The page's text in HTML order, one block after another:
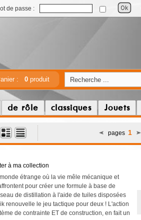
de passe :
: 0produit
de rôle classiques Jouets
pages 1
à ma collection
étrange où la vie mêle mécanique et
pour créer une formule à base de
de distillation à l'aide de tuiles disposées
renouvelle le jeu tactique pour deux ! L'action
de contrainte ET de construction, en fait un